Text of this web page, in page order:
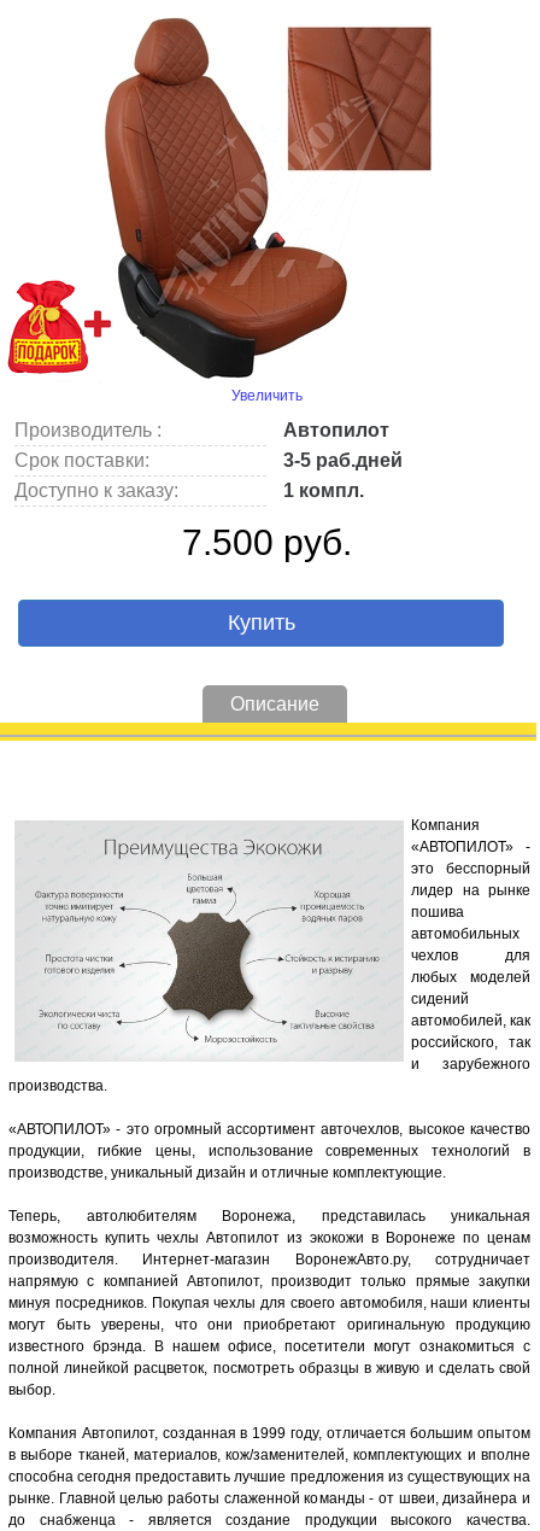
Увеличить
Производитель :
Автопилот
Срок поставки:
3-5 раб.дней
Доступно к заказу:
1 компл.
7.500 руб.
Купить
Описание
Компания
«АВТОПИЛОТ» -
это бесспорный
лидер на рынке
пошива
автомобильных
чехлов для
любых моделей
сидений
автомобилей, как
российского, так
и зарубежного
производства.
«АВТОПИЛОТ» - это огромный ассортимент авточехлов, высокое качество
продукции, гибкие цены, использование современных технологий в
производстве, уникальный дизайн и отличные комплектующие.
Теперь, автолюбителям Воронежа, представилась уникальная
возможность купить чехлы Автопилот из экокожи в Воронеже по ценам
производителя. Интернет-магазин ВоронежАвто.ру, сотрудничает
напрямую с компанией Автопилот, производит только прямые закупки
минуя посредников. Покупая чехлы для своего автомобиля, наши клиенты
могут быть уверены, что они приобретают оригинальную продукцию
известного брэнда. В нашем офисе, посетители могут ознакомиться с
полной линейкой расцветок, посмотреть образцы в живую и сделать свой
выбор.
Компания Автопилот, созданная в 1999 году, отличается большим опытом
в выборе тканей, материалов, кож/заменителей, комплектующих и вполне
способна сегодня предоставить лучшие предложения из существующих на
рынке. Главной целью работы слаженной команды - от швеи, дизайнера и
до снабженца - является создание продукции высокого качества.